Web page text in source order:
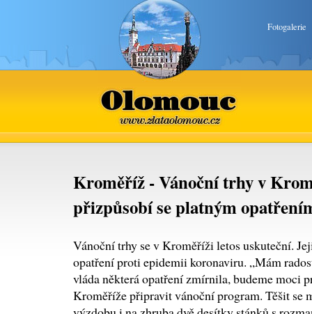
Fotogalerie
Olomouc
www.zlataolomouc.cz
Kroměříž - Vánoční trhy v
přizpůsobí se platným
Vánoční trhy se v Kroměříži letos uskuteční.
opatření proti epidemii koronaviru. „Mám
vláda některá opatření zmírnila, budeme moci
Kroměříže připravit vánoční program. Těšit se